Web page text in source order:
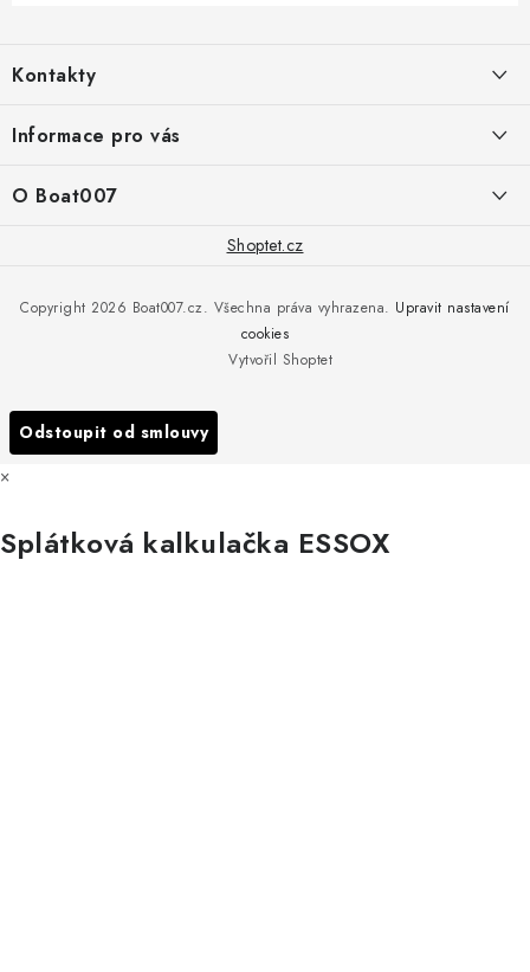
p
a
Kontakty
+420 775 473 808
PŘÍJEM/VÝDEJ/SERVIS zakázek
Informace pro vás
Obchodní podmínky
Podmínky ochrany osobních údajů
O Boat007
Všechny značky
Shoptet.cz
Vytvořil Shoptet
Copyright 2026 Boat007.cz. Všechna práva vyhrazena. Upravit nastavení
cookies
Odstoupit od smlouvy
×
Splátková kalkulačka ESSOX